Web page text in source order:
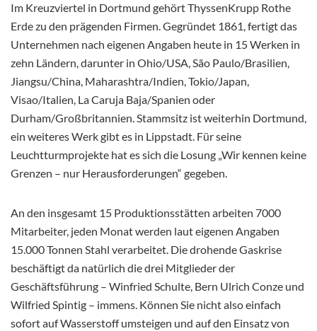
Im Kreuzviertel in Dortmund gehört ThyssenKrupp Rothe
Erde zu den prägenden Firmen. Gegründet 1861, fertigt das
Unternehmen nach eigenen Angaben heute in 15 Werken in
zehn Ländern, darunter in Ohio/USA, São Paulo/Brasilien,
Jiangsu/China, Maharashtra/Indien, Tokio/Japan,
Visao/Italien, La Caruja Baja/Spanien oder
Durham/Großbritannien. Stammsitz ist weiterhin Dortmund,
ein weiteres Werk gibt es in Lippstadt. Für seine
Leuchtturmprojekte hat es sich die Losung „Wir kennen keine
Grenzen – nur Herausforderungen“ gegeben.
An den insgesamt 15 Produktionsstätten arbeiten 7000
Mitarbeiter, jeden Monat werden laut eigenen Angaben
15.000 Tonnen Stahl verarbeitet. Die drohende Gaskrise
beschäftigt da natürlich die drei Mitglieder der
Geschäftsführung – Winfried Schulte, Bern Ulrich Conze und
Wilfried Spintig – immens. Können Sie nicht also einfach
sofort auf Wasserstoff umsteigen und auf den Einsatz von